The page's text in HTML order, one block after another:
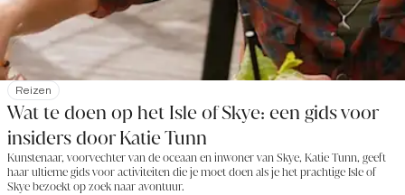
Reizen
Wat te doen op het Isle of Skye: een gids voor
insiders door Katie Tunn
Kunstenaar, voorvechter van de oceaan en inwoner van Skye, Katie Tunn, geeft
haar ultieme gids voor activiteiten die je moet doen als je het prachtige Isle of
Skye bezoekt op zoek naar avontuur.